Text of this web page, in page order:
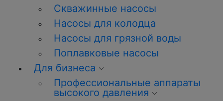
Скважинные насосы
Насосы для колодца
Насосы для грязной воды
Поплавковые насосы
Для бизнеса
Профессиональные аппараты
высокого давления